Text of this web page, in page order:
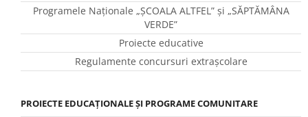
Programele Naţionale „ŞCOALA ALTFEL” și „SĂPTĂMÂNA
VERDE”
Proiecte educative
Regulamente concursuri extraşcolare
PROIECTE EDUCAȚIONALE ȘI PROGRAME COMUNITARE